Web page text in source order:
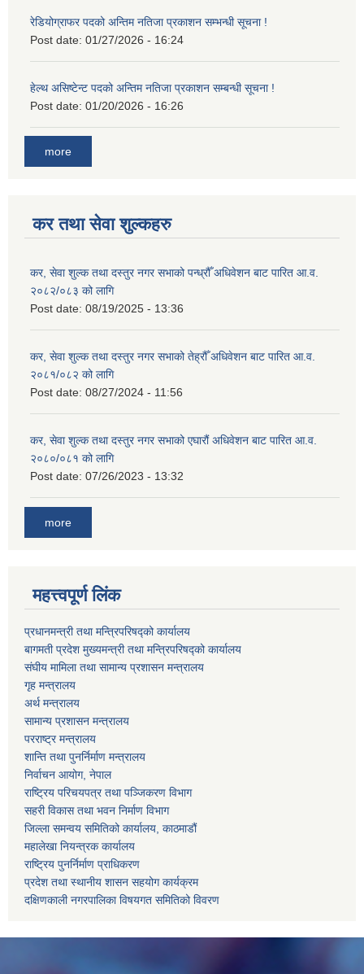
रेडियोग्राफर पदको अन्तिम नतिजा प्रकाशन सम्भन्धी सूचना !
Post date: 01/27/2026 - 16:24
हेल्थ असिष्टेन्ट पदको अन्तिम नतिजा प्रकाशन सम्बन्धी सूचना !
Post date: 01/20/2026 - 16:26
more
कर तथा सेवा शुल्कहरु
कर, सेवा शुल्क तथा दस्तुर नगर सभाको पन्ध्रौँ अधिवेशन बाट पारित आ.व.
२०८२/०८३ को लागि
Post date: 08/19/2025 - 13:36
कर, सेवा शुल्क तथा दस्तुर नगर सभाको तेह्रौँ अधिवेशन बाट पारित आ.व.
२०८१/०८२ को लागि
Post date: 08/27/2024 - 11:56
कर, सेवा शुल्क तथा दस्तुर नगर सभाको एघारौं अधिवेशन बाट पारित आ.व.
२०८०/०८१ को लागि
Post date: 07/26/2023 - 13:32
more
महत्त्वपूर्ण लिंक
प्रधानमन्त्री तथा मन्त्रिपरिषद्को कार्यालय
बागमती प्रदेश मुख्यमन्त्री तथा मन्त्रिपरिषद्को कार्यालय
संघीय मामिला तथा सामान्य प्रशासन मन्त्रालय
गृह मन्त्रालय
अर्थ मन्त्रालय
सामान्य प्रशासन मन्त्रालय
परराष्ट्र मन्त्रालय
शान्ति तथा पुनर्निर्माण मन्त्रालय
निर्वाचन आयोग, नेपाल
राष्ट्रिय परिचयपत्र तथा पञ्जिकरण विभाग
सहरी विकास तथा भवन निर्माण विभाग
जिल्ला समन्वय समितिको कार्यालय, काठमाडौं
महालेखा नियन्त्रक कार्यालय
राष्ट्रिय पुनर्निर्माण प्राधिकरण
प्रदेश तथा स्थानीय शासन सहयोग कार्यक्रम
दक्षिणकाली नगरपालिका विषयगत समितिको विवरण